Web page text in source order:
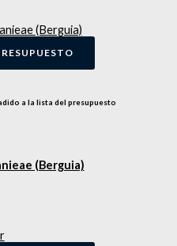
a la lista del presupuesto
(Berguia)